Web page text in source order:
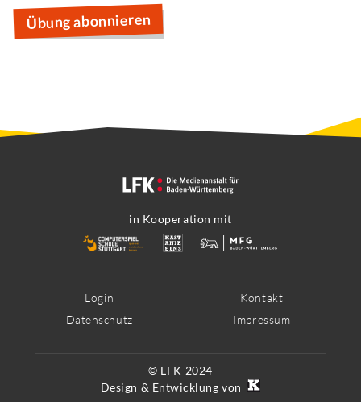
Übung abonnieren
in Kooperation mit
Footer
Login
Kontakt
Datenschutz
Impressum
© LFK 2024
Design & Entwicklung von